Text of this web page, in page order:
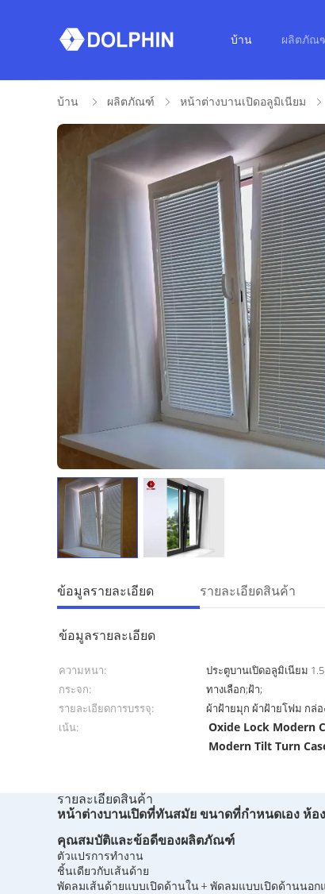
บ้าน ผลิตภัณ
บ้าน ผลิตภัณฑ์ หน้าต่างบานเปิดอลูมิเนียม
ข้อมูลรายละเอียด รายละเอียดสินค้า
ข้อมูลรายละเอียด
ความหนา: ประตูบานเปิดอลูมิเนียม
กระจก:
ทางเลือก;ฝ้า;
รายละเอียดการบรรจุ:
ผ้าฝ้ายมุก ผ้าฝ้ายโฟม กล่
เน้น:
Oxide Lock Modern
Modern Tilt Turn
รายละเอียดสินค้า
หน้าต่างบานเปิดที่ทันสมัย ​​ขนาดที่กำหนดเอง ห้อ
คุณสมบัติและข้อดีของผลิตภัณฑ์
ตัวแปรการทำงาน
ชิ้นเดียวกับเส้นด้าย
พัดลมเส้นด้ายแบบเปิดด้านใน + พัดลมแบบเปิดด้านนอ